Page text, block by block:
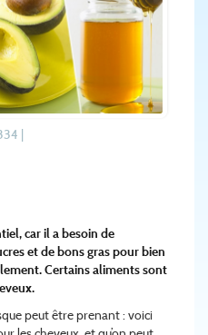
|
car il a besoin de
et de bons gras pour bien
Certains aliments sont
peut être prenant : voici